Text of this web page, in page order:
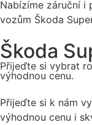
Nabízíme záruční i
vozům Škoda
Škoda
Přijeďte si vybrat
výhodnou cenu.
Přijeďte si k nám
výhodnou cenu i